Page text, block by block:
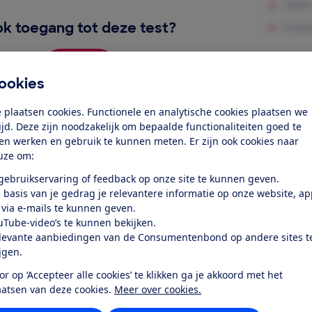
plaatsen cookies. Functionele en analytische cookies plaatsen we
Deze zijn noodzakelijk om bepaalde functionaliteiten goed te
werken en gebruik te kunnen meten. Er zijn ook cookies naar
om:
of feedback op onze site te kunnen geven.
basis van je gedrag je relevantere informatie op onze website,
e-mails te kunnen geven.
video’s te kunnen bekijken.
aanbiedingen van de Consumentenbond op andere sites
op ‘Accepteer alle cookies’ te klikken ga je akkoord met het
van deze cookies. Meer over cookies.
toegang tot deze test?
Al lid? Log in
dit product
door de Consumentenbond
RB34C602DSA is een vrijstaande koelkast met
cm, een breedte van 60,3 cm en een diepte van 66,5